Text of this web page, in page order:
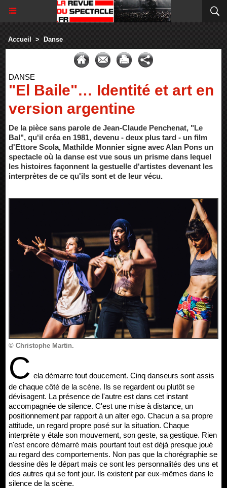
Accueil > Danse
DANSE
"El Baile"… Identité et art en
version argentine
De la pièce sans parole de Jean-Claude Penchenat, "Le
Bal", qu'il créa en 1981, devenu - deux plus tard - un film
d'Ettore Scola, Mathilde Monnier signe avec Alan Pons un
spectacle où la danse est vue sous un prisme dans lequel
les histoires façonnent la gestuelle d'artistes devenant les
interprètes de ce qu'ils sont et de leur vécu.
© Christophe Martin.
C ela démarre tout doucement. Cinq danseurs sont assis
de chaque côté de la scène. Ils se regardent ou plutôt se
dévisagent. La présence de l'autre est dans cet instant
accompagnée de silence. C'est une mise à distance, un
positionnement par rapport à un alter ego. Chacun a sa propre
attitude, un regard propre posé sur la situation. Chaque
interprète y étale son mouvement, son geste, sa gestique. Rien
n'est encore démarré mais pourtant tout est déjà presque joué
au regard des comportements. Non pas que la chorégraphie se
dessine dès le départ mais ce sont les personnalités des uns et
des autres qui se font jour. Ils existent par eux-mêmes dans le
silence de la scène.